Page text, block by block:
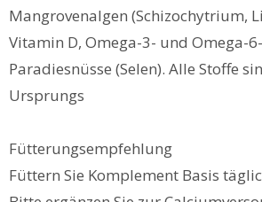
Mangrovenalgen (Schizochytrium,
Vitamin D, Omega-3- und Omega-
Paradiesnüsse (Selen). Alle Stoffe
Ursprungs
Fütterungsempfehlung
Füttern Sie Komplement Basis